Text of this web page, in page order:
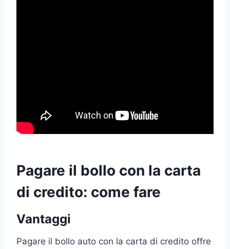
Pagare il bollo con la carta
di credito: come fare
Vantaggi
Pagare il bollo auto con la carta di credito offre